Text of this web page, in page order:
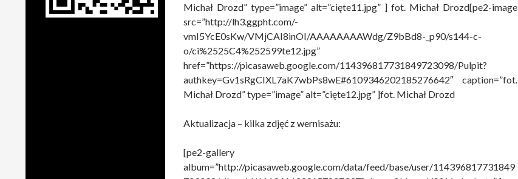
Michał Drozd” type=”image” alt=”cięte11.jpg” ] fot. Michał Drozd[pe2-image
src=”http://lh3.ggpht.com/-
vmI5YcE0sKw/VMjCAI8inOI/AAAAAAAAWdg/Z9bBd8-_p90/s144-c-
o/ci%2525C4%252599te12.jpg”
href=”https://picasaweb.google.com/114396817731849723098/Pulpit?
authkey=Gv1sRgCIXL7aK7wbPs8wE#6109346202185276642″ caption=”fot.
Michał Drozd” type=”image” alt=”cięte12.jpg” ]fot. Michał Drozd
Aktualizacja – kilka zdjęć z wernisażu:
[pe2-gallery
album=”http://picasaweb.google.com/data/feed/base/user/114396817731849